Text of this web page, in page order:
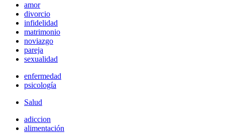
amor
divorcio
infidelidad
matrimonio
noviazgo
pareja
sexualidad
enfermedad
psicología
Salud
adiccion
alimentación